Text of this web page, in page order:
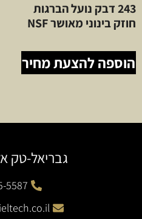
243 דבק נועל הברגות
חוזק בינוני מאושר NSF
הוספה להצעת מחיר
גבריאל-טק
5587